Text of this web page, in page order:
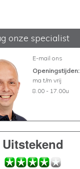
onze specialist
E-mail ons
Openingstijden:
ma t/m vrij
8.00 - 17.00u
Uitstekend